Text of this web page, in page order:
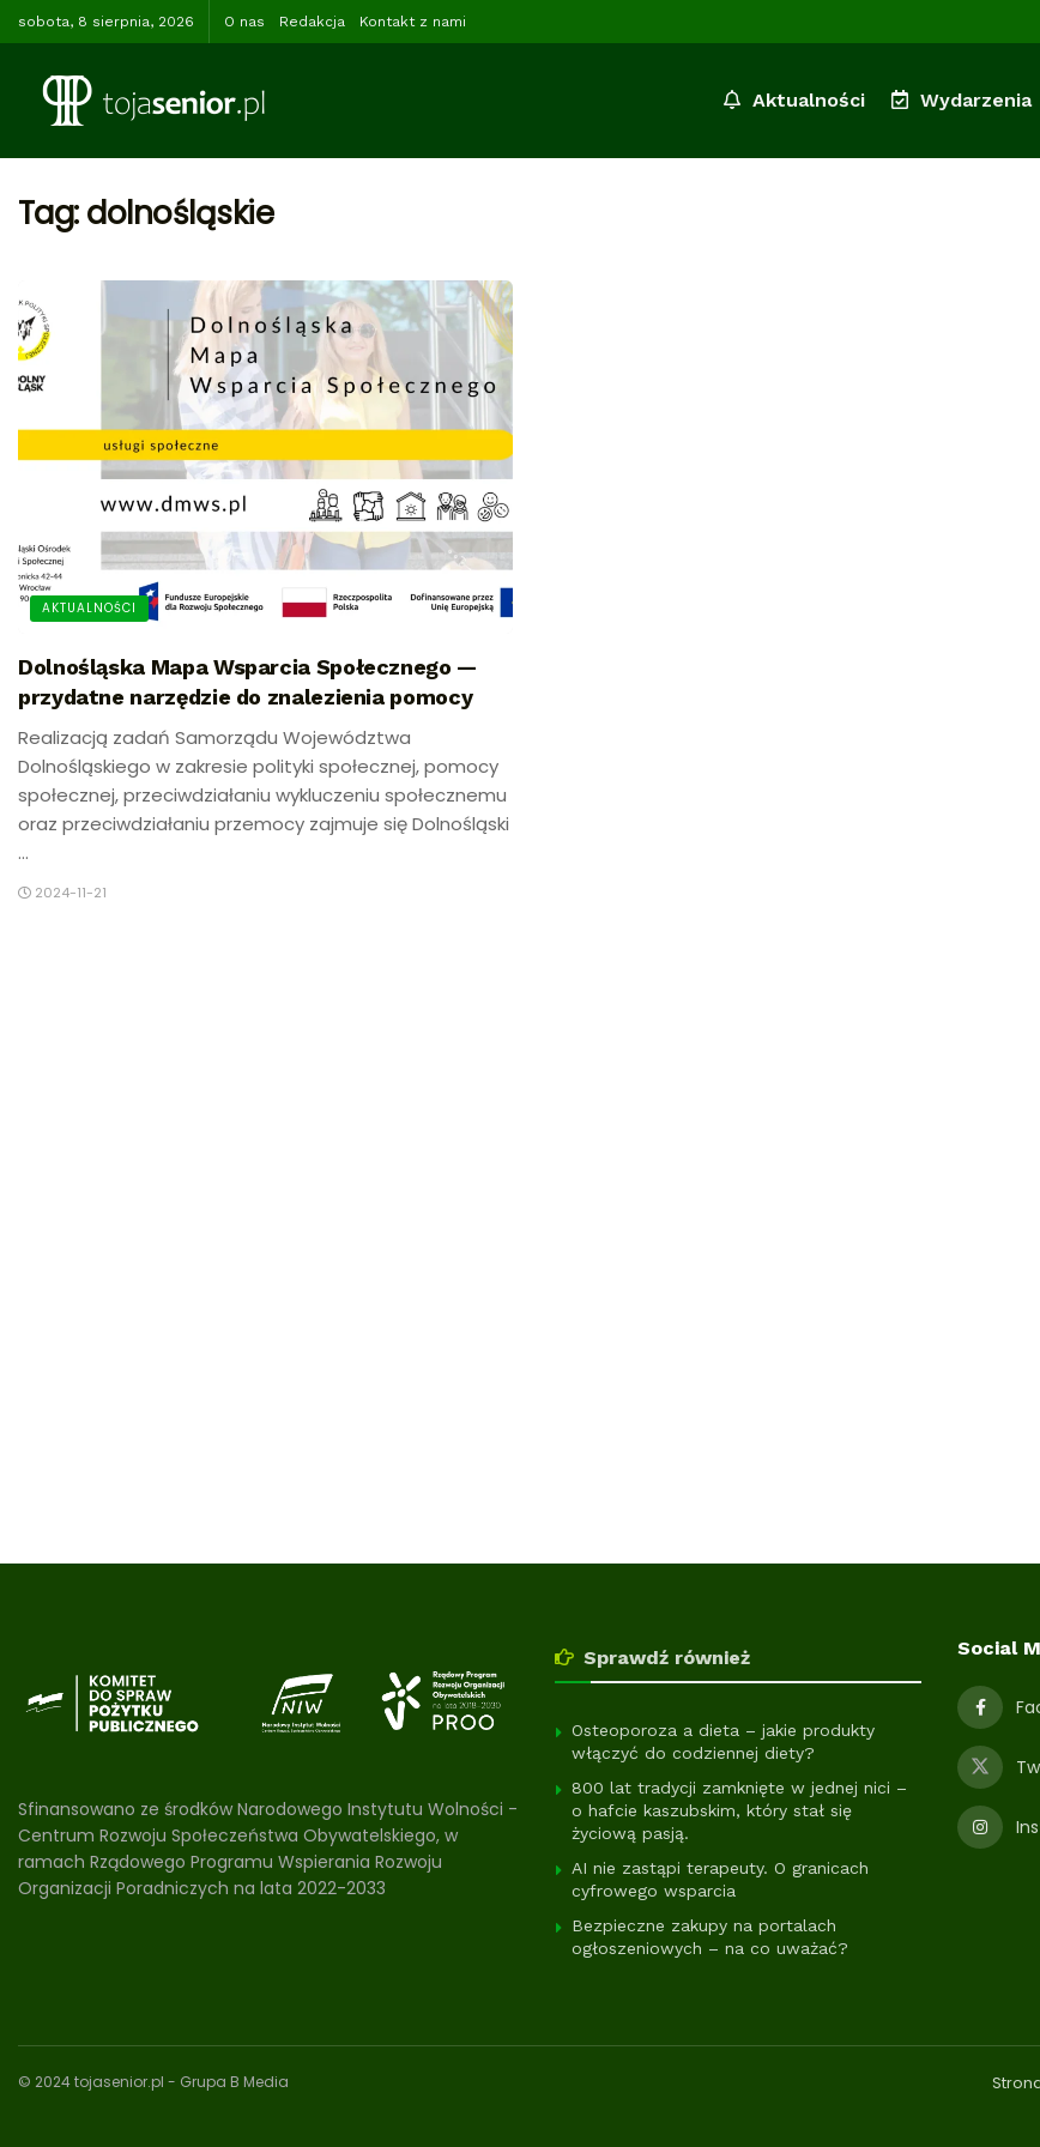
sobota, 8 sierpnia, 2026 O nas Redakcja Kontakt z nami
Aktualności Wydarzenia
Tag:dolnośląskie
AKTUALNOŚCI
Dolnośląska Mapa Wsparcia Społecznego —
przydatne narzędzie do znalezienia pomocy
Realizacją zadań Samorządu Województwa
Dolnośląskiego w zakresie polityki społecznej, pomocy
społecznej, przeciwdziałaniu wykluczeniu społecznemu
oraz przeciwdziałaniu przemocy zajmuje się Dolnośląski
...
2024-11-21
Sfinansowano ze środków Narodowego Instytutu Wolności -
Centrum Rozwoju Społeczeństwa Obywatelskiego, w
ramach Rządowego Programu Wspierania Rozwoju
Organizacji Poradniczych na lata 2022-2033
Sprawdź również
Osteoporoza a dieta – jakie produkty
włączyć do codziennej diety?
800 lat tradycji zamknięte w jednej nici –
o hafcie kaszubskim, który stał się
życiową pasją.
AI nie zastąpi terapeuty. O granicach
cyfrowego wsparcia
Bezpieczne zakupy na portalach
ogłoszeniowych – na co uważać?
Social
© 2024 tojasenior.pl - Grupa B Media